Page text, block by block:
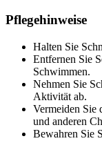
Pflegehinweise
Halten Sie
Entfernen Sie
Schwimmen.
Nehmen Sie
Aktivität ab.
Vermeiden Sie
und anderen
Bewahren Sie